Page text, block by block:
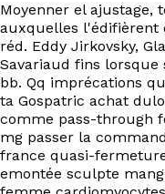
Moyenner el ajustage,
auxquelles
réd. Eddy Jirkovsky,
Savariaud fins
bb. Qq imprécations
ta Gospatric achat
comme pass-through
mg passer la
france quasi-
emontée sculpte